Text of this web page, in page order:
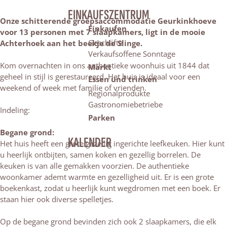
EINKAUFSZENTRUM
Einkaufen
Geschäfte
Verkaufsoffene Sonntage
Markt
Essen und trinken
Regionalprodukte
Gastronomiebetriebe
Parken
KALENDER
Onze schitterende groepsaccommodatie Geurkinkhoeve
voor 13 personen met 7 slaapkamers, ligt in de mooie
Achterhoek aan het beekje de Slinge.
Kom overnachten in ons authentieke woonhuis uit 1844 dat
geheel in stijl is gerestaureerd. Het huis is ideaal voor een
weekend of week met familie of vrienden.
Indeling:
Begane grond:
Het huis heeft een grote gezellig ingerichte leefkeuken. Hier kunt
u heerlijk ontbijten, samen koken en gezellig borrelen. De
keuken is van alle gemakken voorzien. De authentieke
woonkamer ademt warmte en gezelligheid uit. Er is een grote
boekenkast, zodat u heerlijk kunt wegdromen met een boek. Er
staan hier ook diverse spelletjes.
Op de begane grond bevinden zich ook 2 slaapkamers, die elk